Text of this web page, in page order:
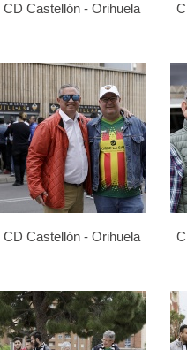
CD Castellón - Orihuela
CD Castellón - Orihuela